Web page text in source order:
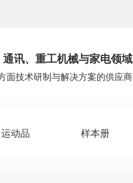
讯、重工机械与家电领域
面技术研制与解决方案的供应商
运动品 样本册